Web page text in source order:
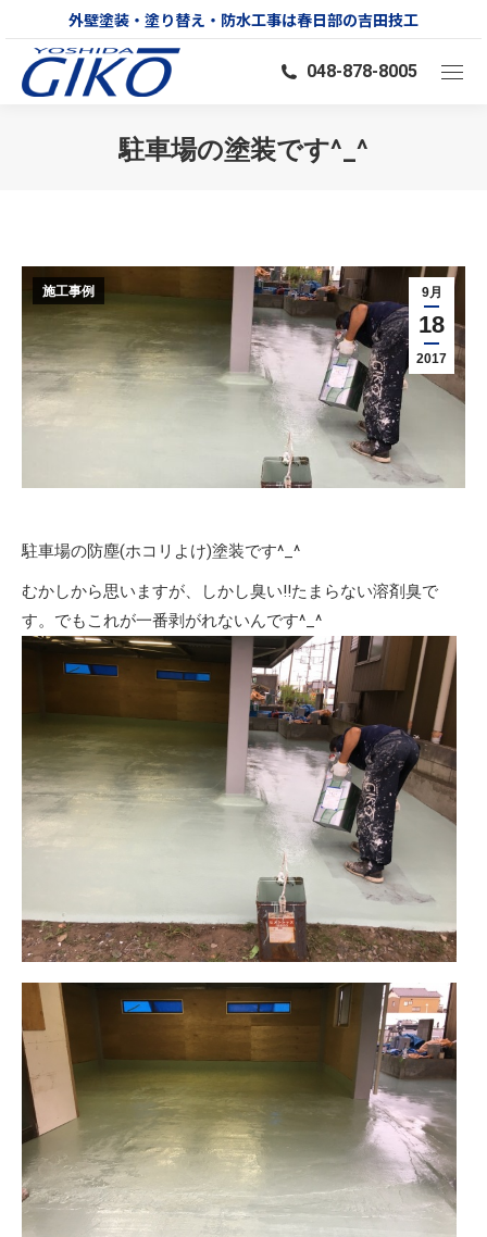
外壁塗装・塗り替え・防水工事は春日部の吉田技工
048-878-8005
駐車場の塗装です^_^
9月
18
2017
施工事例
駐車場の防塵(ホコリよけ)塗装です^_^
むかしから思いますが、しかし臭い‼︎たまらない溶剤臭で
す。でもこれが一番剥がれないんです^_^